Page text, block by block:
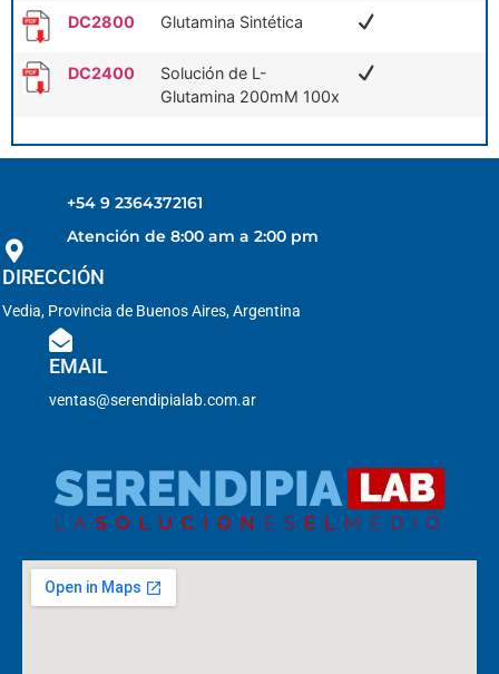
DC2800 Glutamina Sintética
DC2400
Solución de L-
Glutamina 200mM 100x
+54 9 2364372161
Atención de 8:00 am a 2:00 pm
DIRECCIÓN
Vedia, Provincia de Buenos Aires, Argentina
EMAIL
ventas@serendipialab.com.ar